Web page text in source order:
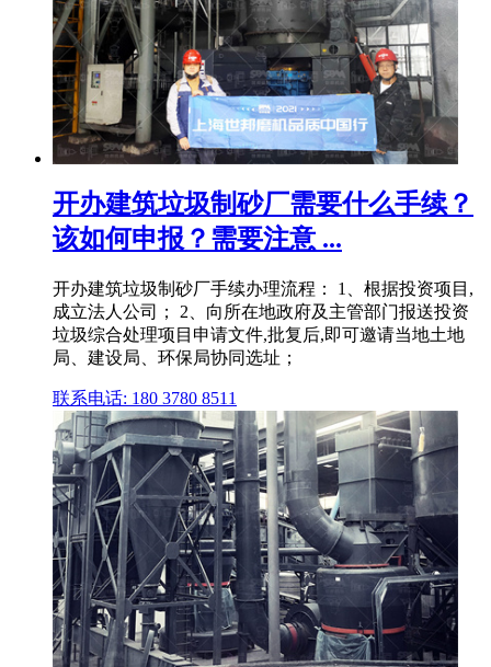
开办建筑垃圾制砂厂需要什么手续？
该如何申报？需要注意 ...
开办建筑垃圾制砂厂手续办理流程： 1、根据投资项目,
成立法人公司； 2、向所在地政府及主管部门报送投资
垃圾综合处理项目申请文件,批复后,即可邀请当地土地
局、建设局、环保局协同选址；
联系电话: 180 3780 8511